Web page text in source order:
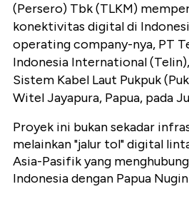
(Persero) Tbk (TLKM)
konektivitas digital di
operating company-nya, PT
Indonesia International
Sistem Kabel Laut Pukpuk
Witel Jayapura, Papua, pada
Proyek ini bukan sekadar
melainkan "jalur tol" digital
Asia-Pasifik yang
Indonesia dengan Papua